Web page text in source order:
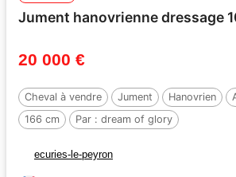
Jument hanovrienne dressage
20 000 €
Cheval à vendre Jument Hanovrien
166 cm
Par : dream of glory
ecuries-le-peyron